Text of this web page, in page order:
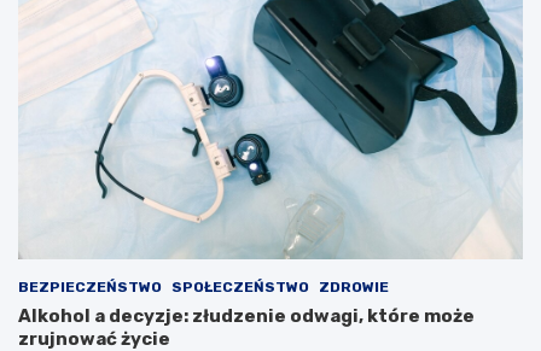
BEZPIECZEŃSTWO SPOŁECZEŃSTWO ZDROWIE
Alkohol a decyzje: złudzenie odwagi, które może
zrujnować życie